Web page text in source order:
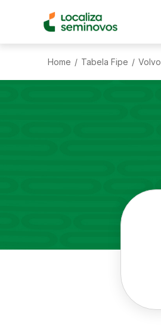
Home / Tabela Fipe / Volvo